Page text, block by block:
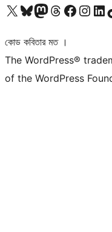
আমাদের X (আগের টুইটার) অ্যাকাউন্টে যানআমাদের Bluesky অ্যাকাউন্টটি দেখুনআমাদের মাস্টোডন অ্যাকাউন্টটি দেখুনআমাদের থ্রেডস অ্যাকাউন্টটি দেখুনআমাদের ফেসবুক পেজ দেখুনআমাদের ইন্সটাগ্রাম অ্যাকাউন্ট দেখুনআমাদের লিঙ্কডইন অ্যাকাউন্টে যান
কোড কবিতার মত ।
The WordPress®
of the WordPress